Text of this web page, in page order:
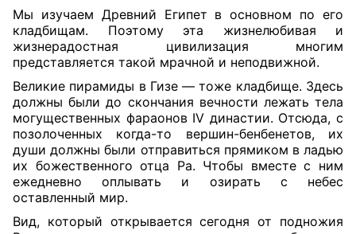
Мы изучаем Древний Египет в основном по его
кладбищам. Поэтому эта жизнелюбивая и
жизнерадостная цивилизация многим
представляется такой мрачной и неподвижной.
Великие пирамиды в Гизе — тоже кладбище. Здесь
должны были до скончания вечности лежать тела
могущественных фараонов IV династии. Отсюда, с
позолоченных когда-то вершин-бенбенетов, их
души должны были отправиться прямиком в ладью
их божественного отца Ра. Чтобы вместе с ним
ежедневно оплывать и озирать с небес
оставленный мир.
Вид, который открывается сегодня от подножия